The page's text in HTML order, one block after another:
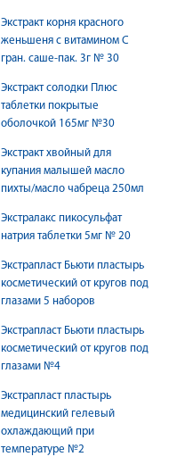
Экстракт корня красного
женьшеня с витамином С
гран. саше-пак. 3г № 30
Экстракт солодки Плюс
таблетки покрытые
оболочкой 165мг №30
Экстракт хвойный для
купания малышей масло
пихты/масло чабреца 250мл
Экстралакс пикосульфат
натрия таблетки 5мг № 20
Экстрапласт Бьюти пластырь
косметический от кругов под
глазами 5 наборов
Экстрапласт Бьюти пластырь
косметический от кругов под
глазами №4
Экстрапласт пластырь
медицинский гелевый
охлаждающий при
температуре №2